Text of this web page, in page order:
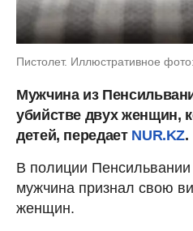
Пистолет. Иллюстративное
Мужчина из
убийстве двух женщин,
детей, передает NUR.KZ.
В полиции
мужчина признал свою
женщин.